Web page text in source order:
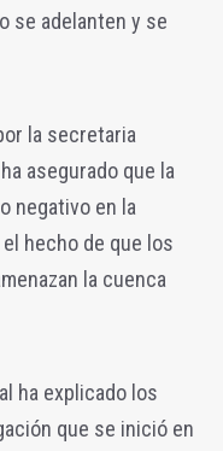
se adelanten y se
la secretaria
asegurado que la
negativo en la
hecho de que los
la cuenca
ha explicado los
que se inició en